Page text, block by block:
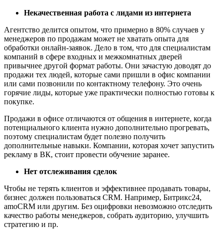
Некачественная работа с лидами из интернета
Агентство делится опытом, что примерно в 80% случаев у
менеджеров по продажам может не хватать опыта для
обработки онлайн-заявок. Дело в том, что для специалистам
компаний в сфере входных и межкомнатных дверей
привычнее другой формат работы. Они зачастую доводят до
продажи тех людей, которые сами пришли в офис компании
или сами позвонили по контактному телефону. Это очень
горячие лиды, которые уже практически полностью готовы к
покупке.
Продажи в офисе отличаются от общения в интернете, когда
потенциального клиента нужно дополнительно прогревать,
поэтому специалистам будет полезно получить
дополнительные навыки. Компании, которая хочет запустить
рекламу в ВК, стоит провести обучение заранее.
Нет отслеживания сделок
Чтобы не терять клиентов и эффективнее продавать товары,
бизнес должен пользоваться CRM. Например, Битрикс24,
amoCRM или другим. Без оцифровки невозможно отследить
качество работы менеджеров, собрать аудиторию, улучшить
стратегию и пр.